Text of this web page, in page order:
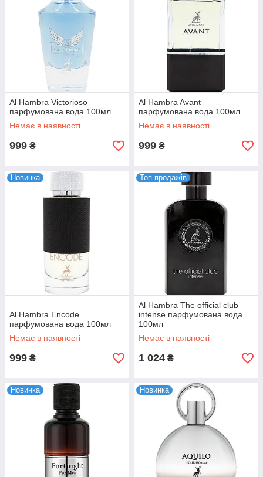
Al Hambra Victorioso
парфумована вода 100мл
Немає в наявності
999 ₴
Al Hambra Avant
парфумована вода 100мл
Немає в наявності
999 ₴
Новинка
Al Hambra Encode
парфумована вода 100мл
Немає в наявності
999 ₴
Топ продажів
Al Hambra The official club
intense парфумована вода
100мл
Немає в наявності
1 024 ₴
Новинка Новинка